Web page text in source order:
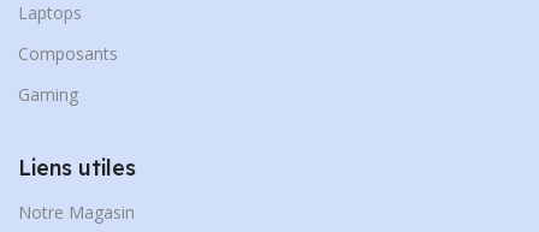
Laptops
Composants
Gaming
Liens utiles
Notre Magasin